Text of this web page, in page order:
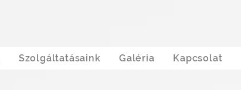
Szolgáltatásaink Galéria Kapcsolat